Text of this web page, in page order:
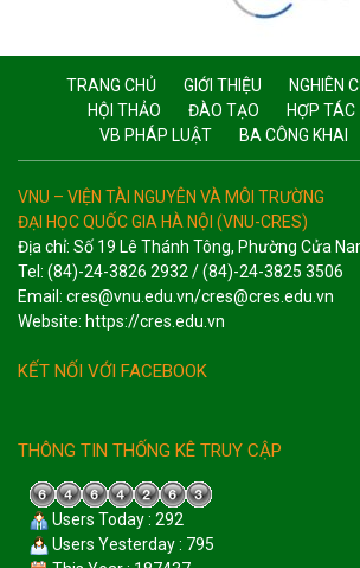
TRANG CHỦ GIỚI THIỆU
NGHIÊN
HỘI THẢO
ĐÀO TẠO HỢP TÁC
VB PHÁP LUẬT
BA CÔNG KHAI
VNU – VIỆN TÀI NGUYÊN VÀ MÔI TRƯỜNG
ĐẠI HỌC QUỐC GIA HÀ NỘI (VNU-CRES)
Địa chỉ: Số 19 Lê Thánh Tông, Phường Cửa
Tel: (84)-24-3826 2932 / (84)-24-3825 3506
Email: cres@vnu.edu.vn/cres@cres.edu.vn
Website: https://cres.edu.vn
KẾT NỐI VỚI FACEBOOK
THÔNG TIN THỐNG KÊ TRUY CẬP
Users Today : 292
Users Yesterday : 795